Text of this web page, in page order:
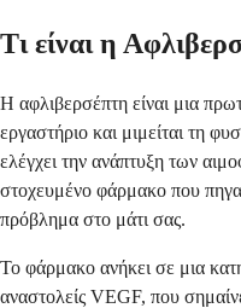
Τι είναι η
Η αφλιβερσέπτη είναι μια
εργαστήριο και μιμείται τη
ελέγχει την ανάπτυξη των
στοχευμένο φάρμακο που
πρόβλημα στο μάτι σας.
Το φάρμακο ανήκει σε μια
αναστολείς VEGF, που